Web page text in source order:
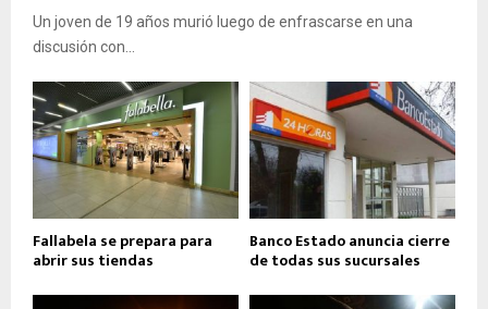
Un joven de 19 años murió luego de enfrascarse en una
discusión con...
Fallabela se prepara para
abrir sus tiendas
Banco Estado anuncia cierre
de todas sus sucursales